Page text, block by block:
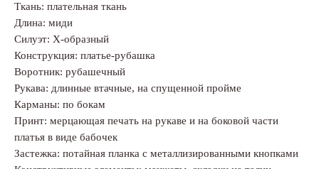
Ткань: плательная ткань
Длина: миди
Силуэт: Х-образный
Конструкция: платье-рубашка
Воротник: рубашечный
Рукава: длинные втачные, на спущенной пройме
Карманы: по бокам
Принт: мерцающая печать на рукаве и на боковой части
платья в виде бабочек
Застежка: потайная планка с металлизированными кнопками